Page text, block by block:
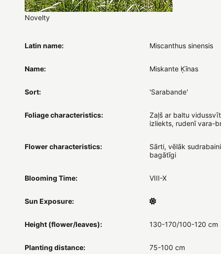
Novelty
Latin name: Miscanthus sinensis
Name: Miskante Ķīnas
Sort: 'Sarabande'
Foliage characteristics:
Zaļš ar baltu
izliekts, rudenī vara-
Flower characteristics:
Sārti, vēlāk
bagātīgi
Blooming Time: VIII-X
Sun Exposure:
Height (flower/leaves): 130-170/100-120 cm
Planting distance: 75-100 cm